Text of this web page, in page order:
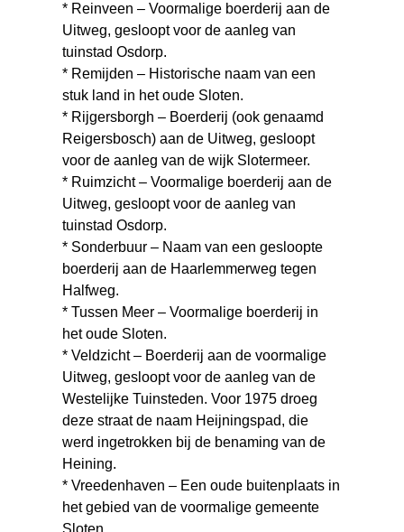
* Reinveen – Voormalige boerderij aan de
Uitweg, gesloopt voor de aanleg van
tuinstad Osdorp.
* Remijden – Historische naam van een
stuk land in het oude Sloten.
* Rijgersborgh – Boerderij (ook genaamd
Reigersbosch) aan de Uitweg, gesloopt
voor de aanleg van de wijk Slotermeer.
* Ruimzicht – Voormalige boerderij aan de
Uitweg, gesloopt voor de aanleg van
tuinstad Osdorp.
* Sonderbuur – Naam van een gesloopte
boerderij aan de Haarlemmerweg tegen
Halfweg.
* Tussen Meer – Voormalige boerderij in
het oude Sloten.
* Veldzicht – Boerderij aan de voormalige
Uitweg, gesloopt voor de aanleg van de
Westelijke Tuinsteden. Voor 1975 droeg
deze straat de naam Heijningspad, die
werd ingetrokken bij de benaming van de
Heining.
* Vreedenhaven – Een oude buitenplaats in
het gebied van de voormalige gemeente